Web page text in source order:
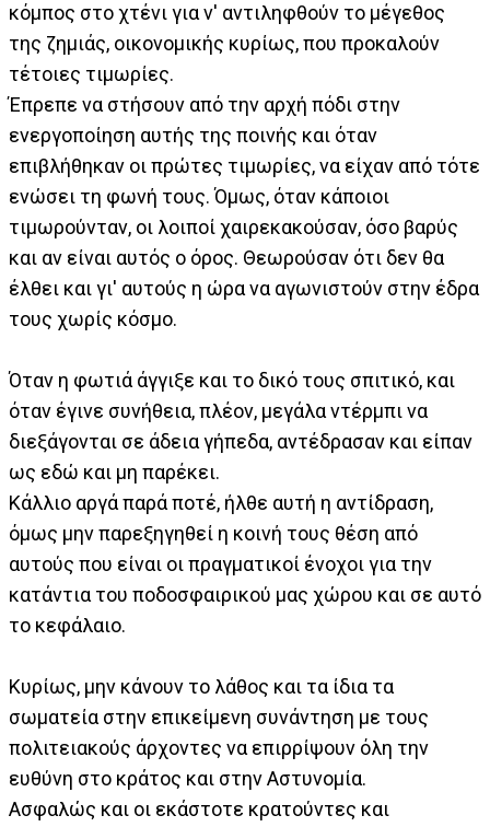
κόμπος στο χτένι για ν' αντιληφθούν το μέγεθος
της ζημιάς, οικονομικής κυρίως, που προκαλούν
τέτοιες τιμωρίες.
Έπρεπε να στήσουν από την αρχή πόδι στην
ενεργοποίηση αυτής της ποινής και όταν
επιβλήθηκαν οι πρώτες τιμωρίες, να είχαν από τότε
ενώσει τη φωνή τους. Όμως, όταν κάποιοι
τιμωρούνταν, οι λοιποί χαιρεκακούσαν, όσο βαρύς
και αν είναι αυτός ο όρος. Θεωρούσαν ότι δεν θα
έλθει και γι' αυτούς η ώρα να αγωνιστούν στην έδρα
τους χωρίς κόσμο.
Όταν η φωτιά άγγιξε και το δικό τους σπιτικό, και
όταν έγινε συνήθεια, πλέον, μεγάλα ντέρμπι να
διεξάγονται σε άδεια γήπεδα, αντέδρασαν και είπαν
ως εδώ και μη παρέκει.
Κάλλιο αργά παρά ποτέ, ήλθε αυτή η αντίδραση,
όμως μην παρεξηγηθεί η κοινή τους θέση από
αυτούς που είναι οι πραγματικοί ένοχοι για την
κατάντια του ποδοσφαιρικού μας χώρου και σε αυτό
το κεφάλαιο.
Κυρίως, μην κάνουν το λάθος και τα ίδια τα
σωματεία στην επικείμενη συνάντηση με τους
πολιτειακούς άρχοντες να επιρρίψουν όλη την
ευθύνη στο κράτος και στην Αστυνομία.
Ασφαλώς και οι εκάστοτε κρατούντες και